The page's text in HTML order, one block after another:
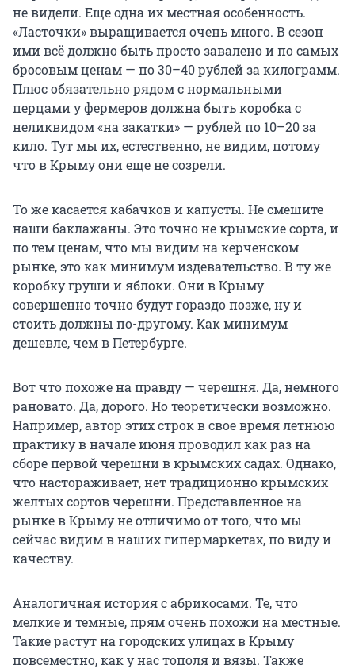
не видели. Еще одна их местная особенность.
«Ласточки» выращивается очень много. В сезон
ими всё должно быть просто завалено и по самых
бросовым ценам — по 30–40 рублей за килограмм.
Плюс обязательно рядом с нормальными
перцами у фермеров должна быть коробка с
неликвидом «на закатки» — рублей по 10–20 за
кило. Тут мы их, естественно, не видим, потому
что в Крыму они еще не созрели.
То же касается кабачков и капусты. Не смешите
наши баклажаны. Это точно не крымские сорта, и
по тем ценам, что мы видим на керченском
рынке, это как минимум издевательство. В ту же
коробку груши и яблоки. Они в Крыму
совершенно точно будут гораздо позже, ну и
стоить должны по-другому. Как минимум
дешевле, чем в Петербурге.
Вот что похоже на правду — черешня. Да, немного
рановато. Да, дорого. Но теоретически возможно.
Например, автор этих строк в свое время летнюю
практику в начале июня проводил как раз на
сборе первой черешни в крымских садах. Однако,
что настораживает, нет традиционно крымских
желтых сортов черешни. Представленное на
рынке в Крыму не отличимо от того, что мы
сейчас видим в наших гипермаркетах, по виду и
качеству.
Аналогичная история с абрикосами. Те, что
мелкие и темные, прям очень похожи на местные.
Такие растут на городских улицах в Крыму
повсеместно, как у нас тополя и вязы. Также